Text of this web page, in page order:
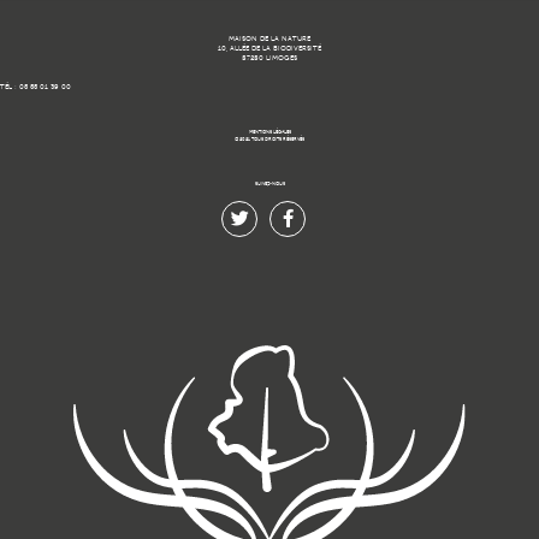
MAISON DE LA NATURE
10, ALLÉE DE LA BIODIVERSITÉ
87280 LIMOGES
TÉL : 05 55 01 39 00
MENTIONS LÉGALES
© 2021 TOUS DROITS RÉSERVÉS.
SUIVEZ-NOUS